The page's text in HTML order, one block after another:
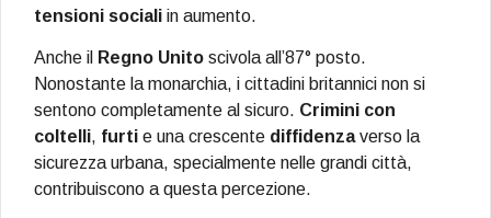
tensioni sociali in aumento.
Anche il Regno Unito scivola all’87° posto.
Nonostante la monarchia, i cittadini britannici non si
sentono completamente al sicuro. Crimini con
coltelli, furti e una crescente diffidenzaverso la
sicurezza urbana, specialmente nelle grandi città,
contribuiscono a questa percezione.